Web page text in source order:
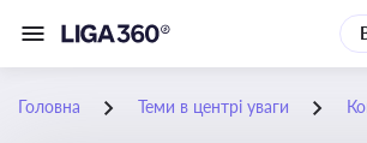
Головна Теми в центрі уваги